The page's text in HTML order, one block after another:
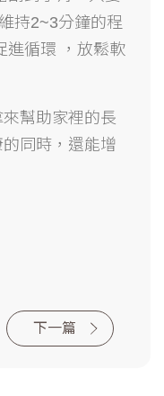
持2~3分鐘的程
進循環 ，放鬆軟
幫助家裡的長
同時，還能增
下一篇